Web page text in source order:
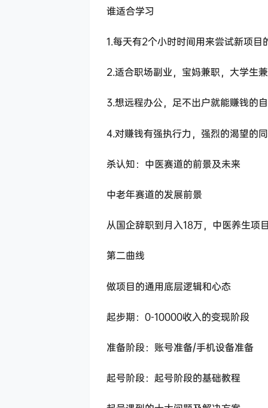
谁适合学习
1.每天有2个小时时间用来尝试新项目
2.适合职场副业，宝妈兼职，大学生
3.想远程办公，足不出户就能赚钱的
4.对赚钱有强执行力，强烈的渴望的
杀认知：中医赛道的前景及未来
中老年赛道的发展前景
从国企辞职到月入18万，中医养生项
第二曲线
做项目的通用底层逻辑和心态
起步期：0-10000收入的变现阶段
准备阶段：账号准备/手机设备准备
起号阶段：起号阶段的基础教程